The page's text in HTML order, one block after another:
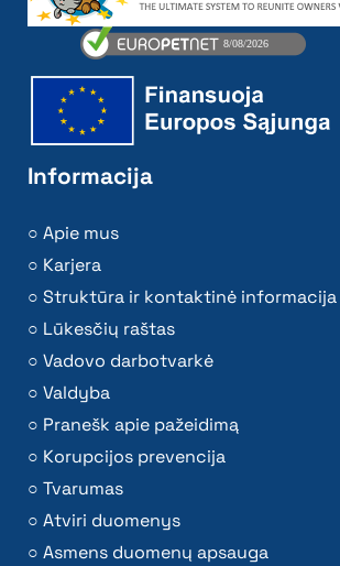
Informacija
Apie mus
Karjera
Struktūra ir kontaktinė informacija
Lūkesčių raštas
Vadovo darbotvarkė
Valdyba
Pranešk apie pažeidimą
Korupcijos prevencija
Tvarumas
Atviri duomenys
Asmens duomenų apsauga